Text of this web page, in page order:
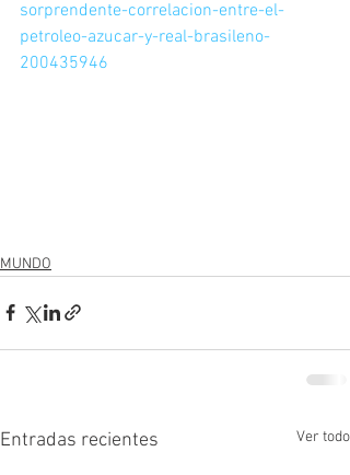
sorprendente-correlacion-entre-el-
petroleo-azucar-y-real-brasileno-
200435946
MUNDO
Entradas recientes Ver todo